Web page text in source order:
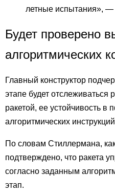
летные испытания», —
Будет проверено
алгоритмических
Главный конструктор
этапе будет отслеживаться
ракетой, ее устойчивость в
алгоритмических
По словам Стиллермана, как
подтверждено, что ракета
согласно заданным
этап.